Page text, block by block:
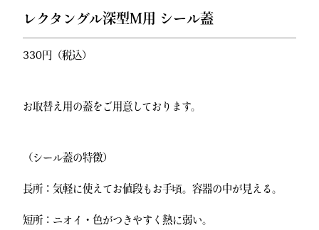
レクタングル深型M用 シール蓋
330円（税込）
お取替え用の蓋をご用意しております。
（シール蓋の特徴）
長所：気軽に使えてお値段もお手頃。容器の中が見える。
短所：ニオイ・色がつきやすく熱に弱い。